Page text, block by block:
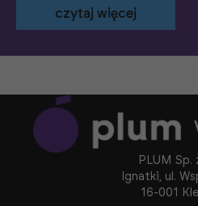
czytaj więcej
PLUM Sp.
Ignatki, ul.
16-001